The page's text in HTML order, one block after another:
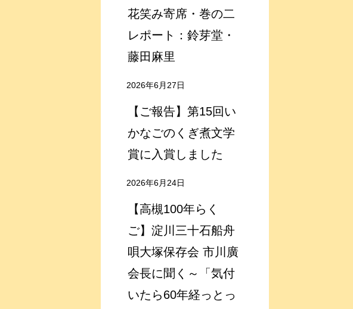
花笑み寄席・巻の二
レポート：鈴芽堂・
藤田麻里
2026年6月27日
【ご報告】第15回い
かなごのくぎ煮文学
賞に入賞しました
2026年6月24日
【高槻100年らく
ご】淀川三十石船舟
唄大塚保存会 市川廣
会長に聞く～「気付
いたら60年経っとっ